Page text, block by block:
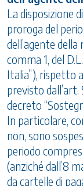
La disposizione
proroga del
dell’agente della
comma 1, del
Italia”), rispetto
previsto dall’art.
decreto
In particolare,
non, sono
periodo
(anziché dall’8
da cartelle di